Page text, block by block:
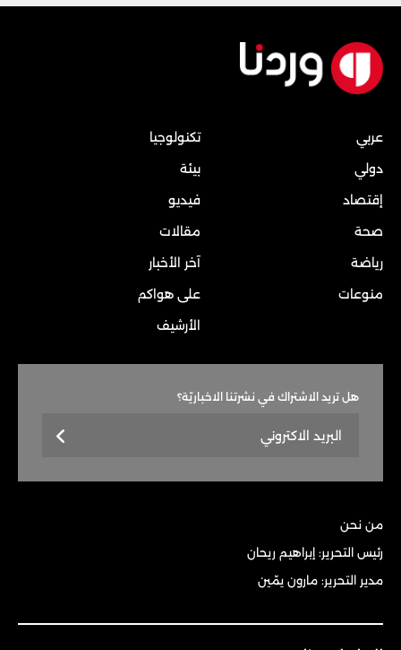
عربي
دولي
إقتصاد
صحة
رياضة
منوعات
تكنولوجيا
بيئة
فيديو
مقالات
آخر الأخبار
على هواكم
الأرشيف
هل تريد الاشتراك في نشرتنا الاخباريّة؟
من نحن
رئيس التحرير: إبراهيم ريحان
مدير التحرير: مارون يمّين